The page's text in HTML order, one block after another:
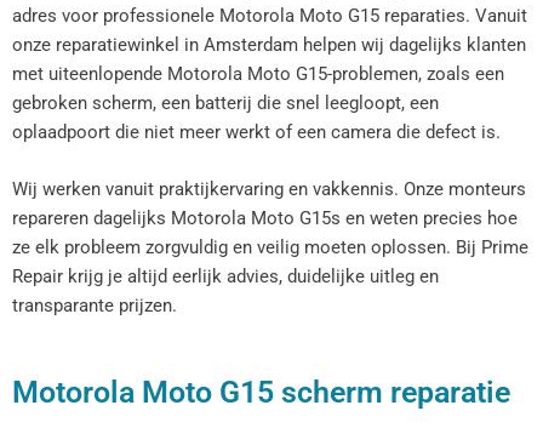
adres voor professionele Motorola Moto G15 reparaties. Vanuit
onze reparatiewinkel in Amsterdam helpen wij dagelijks klanten
met uiteenlopende Motorola Moto G15-problemen, zoals een
gebroken scherm, een batterij die snel leegloopt, een
oplaadpoort die niet meer werkt of een camera die defect is.
Wij werken vanuit praktijkervaring en vakkennis. Onze monteurs
repareren dagelijks Motorola Moto G15s en weten precies hoe
ze elk probleem zorgvuldig en veilig moeten oplossen. Bij Prime
Repair krijg je altijd eerlijk advies, duidelijke uitleg en
transparante prijzen.
Motorola Moto G15 scherm reparatie